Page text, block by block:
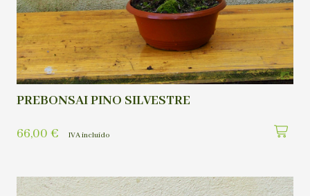
PREBONSAI PINO SILVESTRE
66,00 € IVA incluído